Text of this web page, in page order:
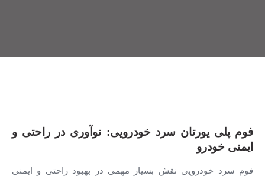
فوم پلی یورتان سرد خودرویی: نوآوری در راحتی و
ایمنی خودرو
فوم‌ سرد خودرویی نقش بسیار مهمی در بهبود راحتی و ایمنی